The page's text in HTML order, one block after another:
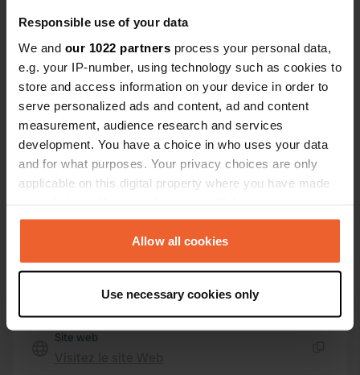
Responsible use of your data
We and our 1022 partners process your personal data,
e.g. your IP-number, using technology such as cookies to
store and access information on your device in order to
serve personalized ads and content, ad and content
measurement, audience research and services
development. You have a choice in who uses your data
and for what purposes. Your privacy choices are only
applicable on this digital property where you have made
any time from the Cookie Declaration or by clicking on
the Privacy trigger icon.
Collect information about your geographical location
which can be accurate to within several meters
Identify your device by actively scanning it for
Allow all cookies
Use necessary cookies only
Zeedijk 8
9073 TN, Marrum, Pays-Bas
Coordonnées
53° 19' 43" N 5° 46' 17" E
53.32869 5.77131
Copie
Code du site
22497
Passer àPRO+
pour toutes les coordonnées
Site web